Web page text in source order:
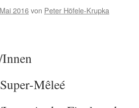
2016von Peter Höfele-Krupka
Mêleé